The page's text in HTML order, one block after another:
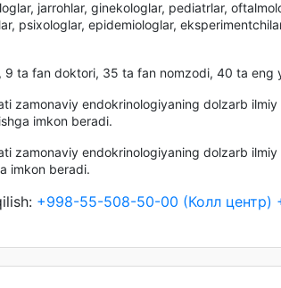
jarrohlar, ginekologlar, pediatrlar,
psixologlar, epidemiologlar,
9 ta fan doktori, 35 ta fan nomzodi, 40 ta
zamonaviy endokrinologiyaning dolzarb
imkon beradi.
zamonaviy endokrinologiyaning dolzarb
imkon beradi.
+998-55-508-50-00 (Колл центр)